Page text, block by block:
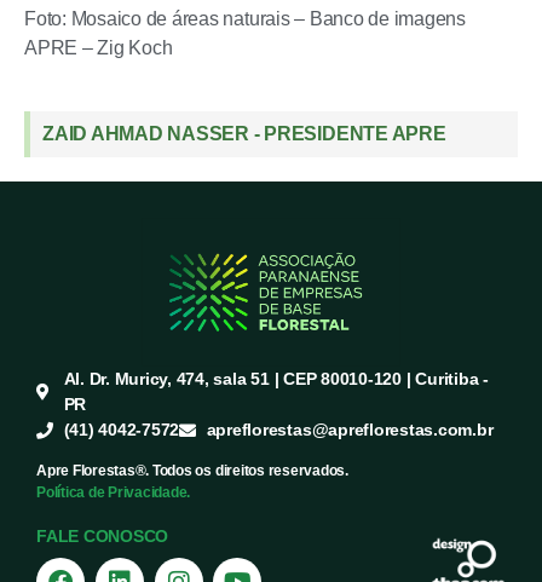
Foto: Mosaico de áreas naturais – Banco de imagens
APRE – Zig Koch
ZAID AHMAD NASSER - PRESIDENTE APRE
Al. Dr. Muricy, 474, sala 51 | CEP 80010-120 | Curitiba -
PR
(41) 4042-7572
apreflorestas@apreflorestas.com.br
Apre Florestas®. Todos os direitos reservados.
Política de Privacidade.
FALE CONOSCO